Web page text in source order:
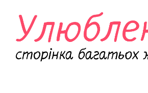
контенту